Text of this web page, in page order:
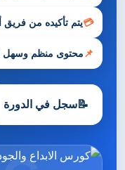
💳يتم تأكيده من فريق
📌محتوى منظم وسهل
📝سجل في الدورة